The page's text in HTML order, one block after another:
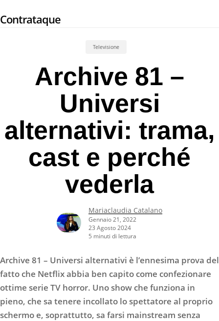
to
Contrataque
Televisione
Archive 81 –
Universi
alternativi: trama,
cast e perché
vederla
Mariaclaudia Catalano
Gennaio 21, 2022
23 Agosto 2024
5 minuti di lettura
Archive 81 – Universi alternativi è l’ennesima prova del
fatto che Netflix abbia ben capito come confezionare
ottime serie TV horror. Uno show che funziona in
pieno, che sa tenere incollato lo spettatore al proprio
schermo e, soprattutto, sa farsi mainstream senza